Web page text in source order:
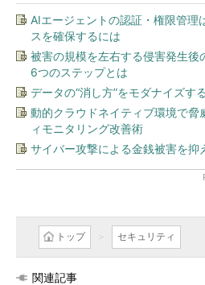
AIエージェントの認証・権限管
スを確保するには
被害の規模を左右する侵害発生後
6つのステップとは
データの“消し方”をモダナイズす
動的クラウドネイティブ環境で脅
ィモニタリング改善術
サイバー攻撃による金銭被害を抑
トップ セキュリティ
関連記事